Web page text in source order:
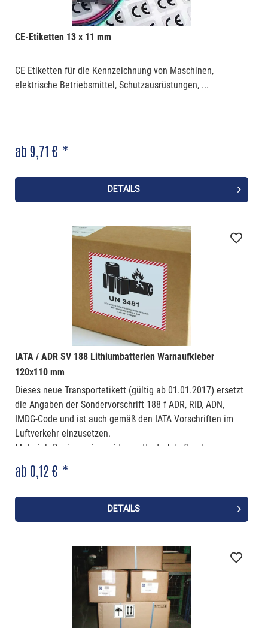
CE-Etiketten 13 x 11 mm
CE Etiketten für die Kennzeichnung von Maschinen,
elektrische Betriebsmittel, Schutzausrüstungen, ...
ab 9,71 € *
DETAILS
IATA / ADR SV 188 Lithiumbatterien Warnaufkleber
120x110 mm
Dieses neue Transportetikett (gültig ab 01.01.2017) ersetzt
die Angaben der Sondervorschrift 188 f ADR, RID, ADN,
IMDG-Code und ist auch gemäß den IATA Vorschriften im
Luftverkehr einzusetzen.
Material: Papier, weiss seidenmatt, stark haftend
Die Hinweistexte auf den Etiketten sind in deutscher und
Abmessung: 120 x 110 mm (Breite x Höhe)
ab 1.000
9,00 €
Preis pro 100 Etiketten. Mindestbestellmenge: 500
ab 0,12 € *
DETAILS